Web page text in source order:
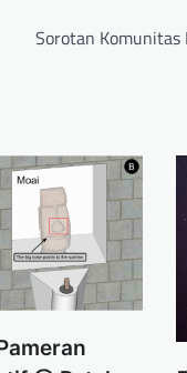
Sorotan Komunitas